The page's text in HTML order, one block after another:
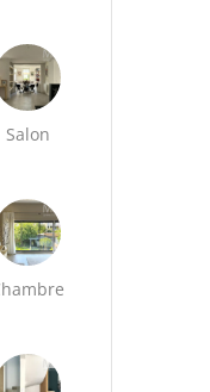
Salon